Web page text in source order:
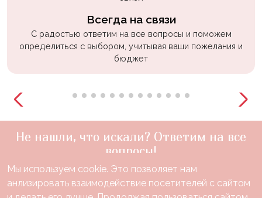
Всегда на связи
С радостью ответим на все вопросы и поможем
определиться с выбором, учитывая ваши пожелания и
бюджет
Не нашли, что искали? Ответим на все
вопросы!
+7(910)888-48-60
звонок по России бесплатный
Мы используем cookie. Это позволяет нам
анлизировать взаимодействие посетителей с сайтом